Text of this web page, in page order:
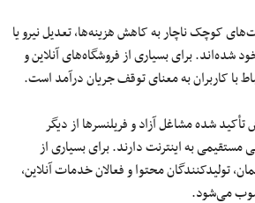
کوچک ناچار به کاهش هزینه‌ها، تعدیل نیرو یا
شده‌اند. برای بسیاری از فروشگاه‌های آنلاین و
با کاربران به معنای توقف جریان درآمد است.
شده مشاغل آزاد و فریلنسرها از دیگر
به اینترنت دارند. برای بسیاری از
تولیدکنندگان محتوا و فعالان خدمات آنلاین،
می‌شود.